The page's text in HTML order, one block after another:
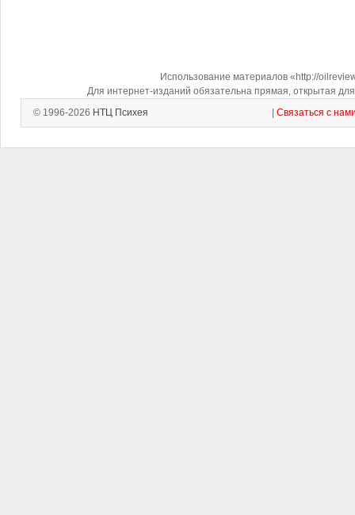
Использование материалов «http://
Для интернет-изданий обязательна прямая, открытая
© 1996-2026 НТЦ Психея Связаться с